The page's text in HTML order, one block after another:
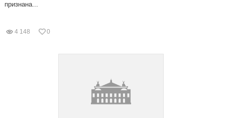
признана...
4 148 0